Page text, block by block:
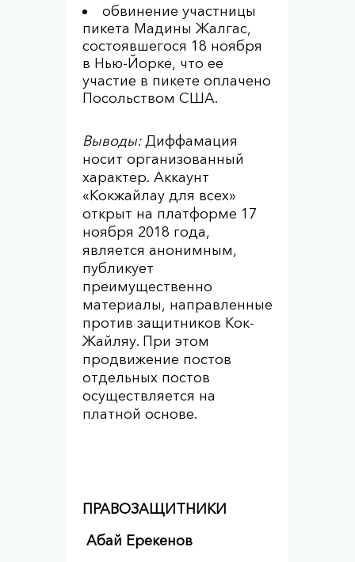
обвинение участницы
пикета Мадины Жалгас,
состоявшегося 18 ноября
в Нью-Йорке, что ее
участие в пикете оплачено
Посольством США.
Выводы:Диффамация
носит организованный
характер. Аккаунт
«Кокжайлау для всех»
открыт на платформе 17
ноября 2018 года,
является анонимным,
публикует
преимущественно
материалы, направленные
против защитников Кок-
Жайляу. При этом
продвижение постов
отдельных постов
осуществляется на
платной основе.
ПРАВОЗАЩИТНИКИ
Абай Ерекенов